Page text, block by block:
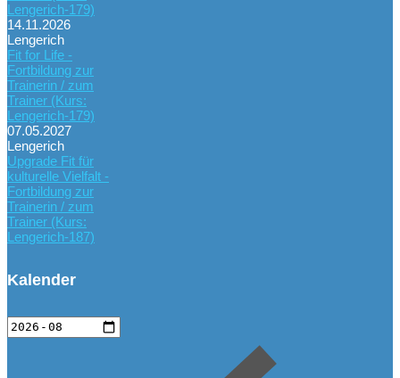
Lengerich-179)
14.11.2026
Lengerich
Fit for Life -
Fortbildung zur
Trainerin / zum
Trainer (Kurs:
Lengerich-179)
07.05.2027
Lengerich
Upgrade Fit für
kulturelle Vielfalt -
Fortbildung zur
Trainerin / zum
Trainer (Kurs:
Lengerich-187)
Kalender